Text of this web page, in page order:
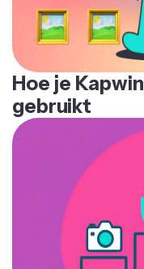
Hoe je
gebruikt